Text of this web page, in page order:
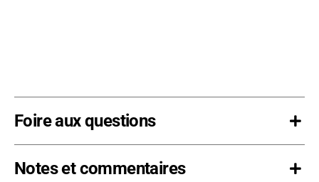
Foire aux questions
Notes et commentaires